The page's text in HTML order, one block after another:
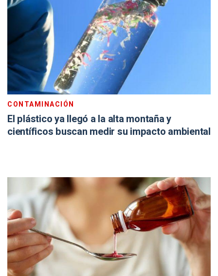
CONTAMINACIÓN
El plástico ya llegó a la alta montaña y
científicos buscan medir su impacto ambiental